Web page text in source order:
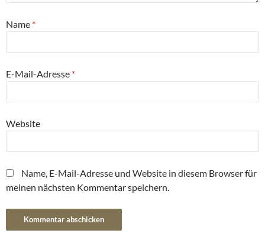
Name *
E-Mail-Adresse *
Website
Name, E-Mail-Adresse und Website in diesem Browser für
meinen nächsten Kommentar speichern.